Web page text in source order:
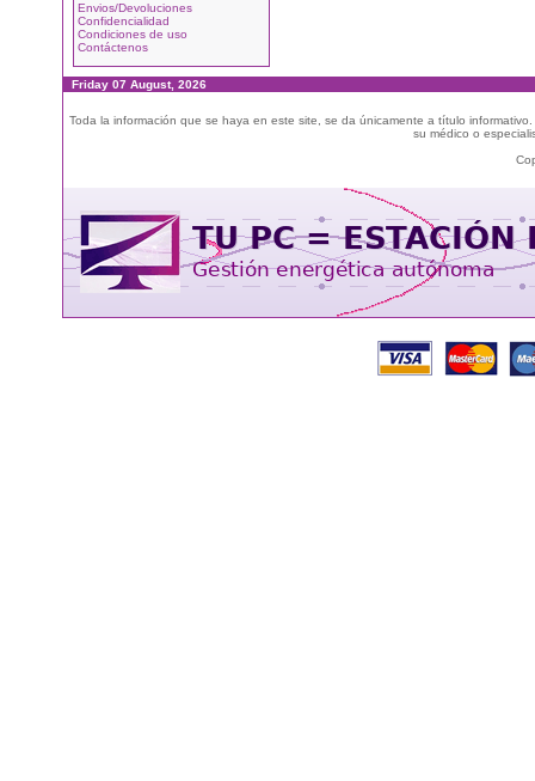
Envios/Devoluciones
Confidencialidad
Condiciones de uso
Contáctenos
Friday 07 August, 2026
Toda la información que se haya en este site, se da únicamente a título
su médico o